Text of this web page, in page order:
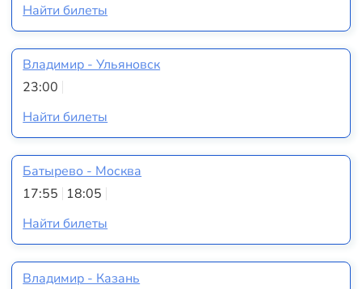
Найти билеты
Владимир - Ульяновск
23:00
Найти билеты
Батырево - Москва
17:55 18:05
Найти билеты
Владимир - Казань